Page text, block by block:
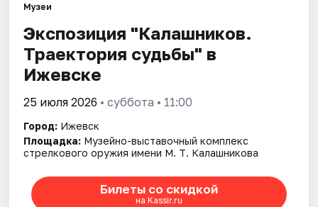
Артисты
Рейтинги
Музеи
Экспозиция "Калашников.
Траектория судьбы" в
Ижевске
25 июля 2026 • суббота • 11:00
Город: Ижевск
Площадка: Музейно-выставочный комплекс
стрелкового оружия имени М. Т. Калашникова
Билеты со скидкой
на Kassir.ru